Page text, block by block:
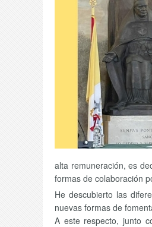
alta remuneración, es
formas de colaboración
He descubierto las
nuevas formas de
A este respecto, junto